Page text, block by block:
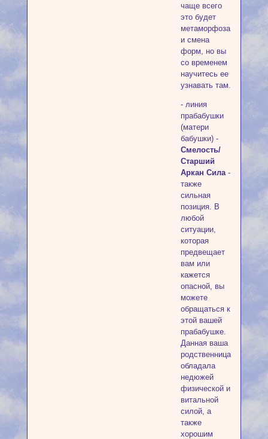
чаще всего
это будет
метаморфоза
и смена
форм, но вы
со временем
научитесь ее
узнавать там.
- линия
прабабушки
(матери
бабушки) -
Смелость/
Старший
Аркан Сила-
также
сильная
позиция. В
любой
ситуации,
которая
предвещает
вам или
кажется
опасной, вы
можете
обращаться к
этой вашей
прабабушке.
Данная ваша
родственница
обладала
недюжей
физической и
витальной
силой, а
также
хорошим